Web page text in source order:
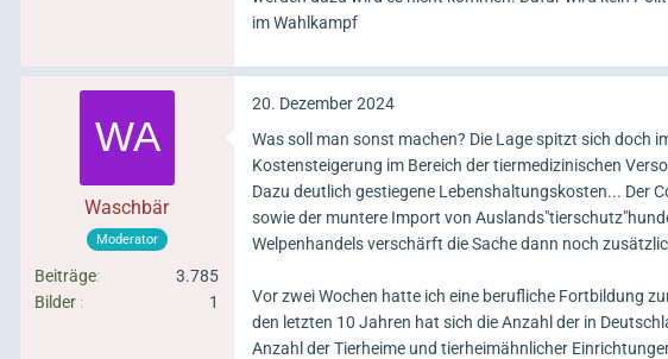
im Wahlkampf
Waschbär
Moderator
Beiträge
3.785
Bilder
1
20. Dezember 2024
Was soll man sonst machen? Die Lage spitzt sich doch
Kostensteigerung im Bereich der tiermedizinischen
Dazu deutlich gestiegene Lebenshaltungskosten... Der
sowie der muntere Import von
Welpenhandels verschärft die Sache dann noch
Vor zwei Wochen hatte ich eine berufliche Fortbildung
den letzten 10 Jahren hat sich die Anzahl der in
Anzahl der Tierheime und tierheimähnlicher